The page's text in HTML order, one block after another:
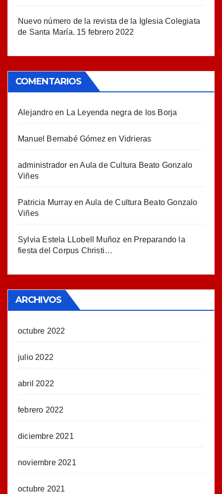
Nuevo número de la revista de la Iglesia Colegiata
de Santa María. 15 febrero 2022
COMENTARIOS
Alejandroen La Leyenda negra de los Borja
Manuel Bernabé Gómez en Vidrieras
administrador enAula de Cultura Beato Gonzalo
Viñes
Patricia Murray en Aula de Cultura Beato Gonzalo
Viñes
Sylvia Estela LLobell Muñoz en Preparando la
fiesta del Corpus Christi…
ARCHIVOS
octubre 2022
julio 2022
abril 2022
febrero 2022
diciembre 2021
noviembre 2021
octubre 2021